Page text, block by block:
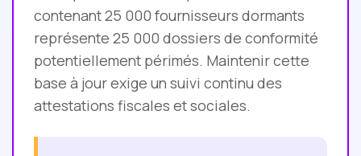
contenant 25 000 fournisseurs dormants
représente 25 000 dossiers de conformité
potentiellement périmés. Maintenir cette
base à jour exige un suivi continu des
attestations fiscales et sociales.